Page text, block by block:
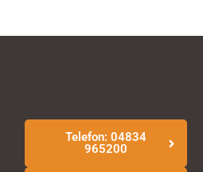
Telefon: 04834
965200